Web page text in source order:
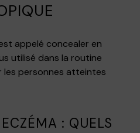
appelé concealer en
utilisé dans la routine
personnes atteintes
: QUELS